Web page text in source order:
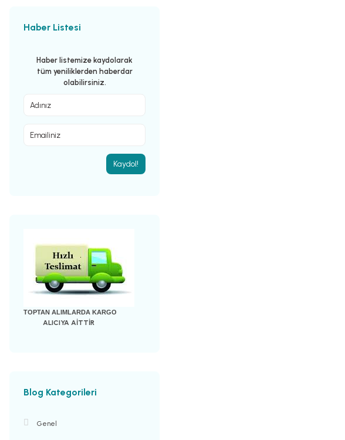
Haber Listesi
Haber listemize kaydolarak
tüm yeniliklerden haberdar
olabilirsiniz.
Kaydol!
TOPTAN ALIMLARDA KARGO
ALICIYA AİTTİR
Blog Kategorileri
Genel